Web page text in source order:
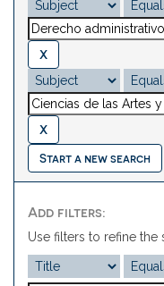
Start a new search
Add filters:
Use filters to refine the